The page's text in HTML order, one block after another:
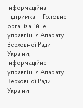
Iнформаційна
підтримка — Головне
організаційне
управління Апарату
Верховної Ради
України,
Інформаційне
управління Апарату
Верховної Ради
України